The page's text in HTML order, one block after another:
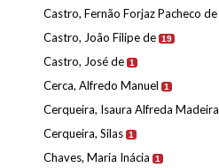
Castro, Fernão Forjaz Pacheco de
Castro, João Filipe de 19
Castro, José de 1
Cerca, Alfredo Manuel 1
Cerqueira, Isaura Alfreda Madeira
Cerqueira, Silas 1
Chaves, Maria Inácia 1